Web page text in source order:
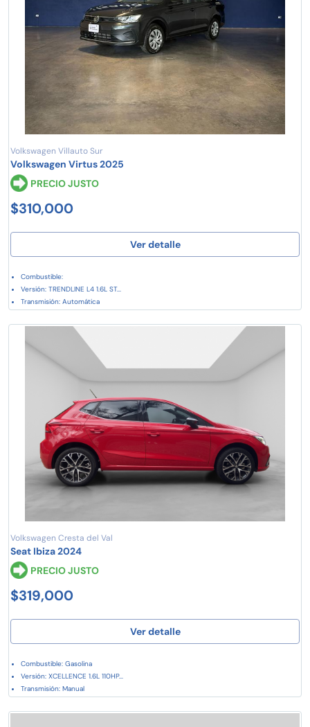
Volkswagen Villauto Sur
Volkswagen Virtus 2025
PRECIO JUSTO
$310,000
Ver detalle
Combustible:
Versión: TRENDLINE L4 1.6L ST...
Transmisión: Automática
Volkswagen Cresta del Val
Seat Ibiza 2024
PRECIO JUSTO
$319,000
Ver detalle
Combustible: Gasolina
Versión: XCELLENCE 1.6L 110HP...
Transmisión: Manual